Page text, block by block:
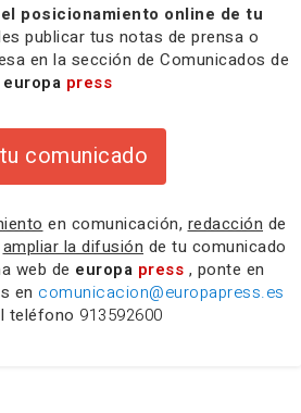
posicionamiento online de tu
publicar tus notas de prensa o
en la sección de Comunicados de
europa press
comunicado
en comunicación, redacción de
ampliar la difusión de tu comunicado
web de europa press , ponte en
en comunicacion@europapress.es
teléfono 913592600